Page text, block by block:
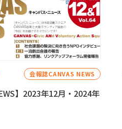
会報誌CANVAS NEWS
】2023年12月・2024年